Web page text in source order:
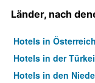
Länder, nach
Hotels in Österreich
Hotels in der Türkei
Hotels in den